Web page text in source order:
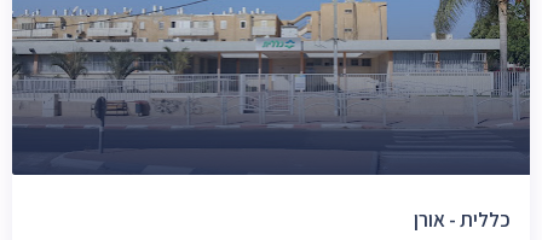
כללית - אורן